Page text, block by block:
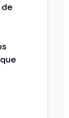
de